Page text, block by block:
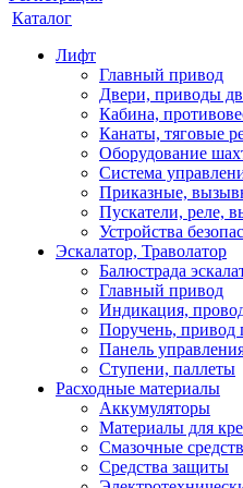
Каталог
Лифт
Главный привод
Двери, приводы
Кабина,
Канаты, тяговые
Оборудование
Система
Приказные,
Пускатели, реле,
Устройства
Эскалатор, Траволатор
Балюстрада
Главный привод
Индикация,
Поручень, привод
Панель
Ступени, паллеты
Расходные материалы
Аккумуляторы
Материалы для
Смазочные
Средства защиты